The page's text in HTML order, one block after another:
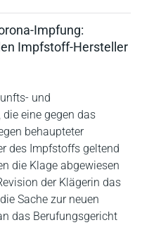
Impfung:
Impfstoff-Hersteller
und
eine gegen das
behaupteter
des Impfstoffs geltend
die Klage abgewiesen
der Klägerin das
Sache zur neuen
das Berufungsgericht